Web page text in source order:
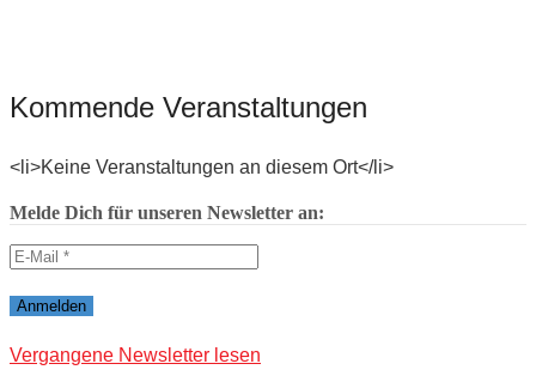
Kommende Veranstaltungen
<li>Keine Veranstaltungen an diesem Ort</li>
Melde Dich für unseren Newsletter an:
Vergangene Newsletter lesen